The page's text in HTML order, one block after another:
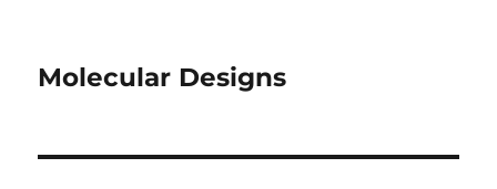
Molecular Designs